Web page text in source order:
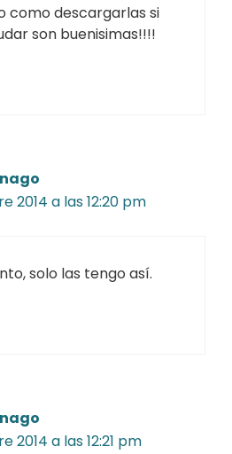
como descargarlas si
son buenisimas!!!!
2014 a las 12:20 pm
solo las tengo así.
2014 a las 12:21 pm